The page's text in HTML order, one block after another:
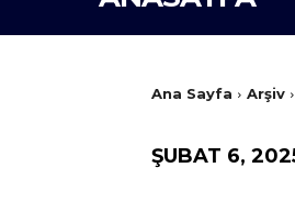
Ana Sayfa Arşiv
ŞUBAT 6,